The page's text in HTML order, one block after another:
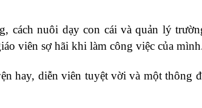
cách nuôi dạy con cái và quản lý
viên sợ hãi khi làm công việc của
hay, diễn viên tuyệt vời và một thông